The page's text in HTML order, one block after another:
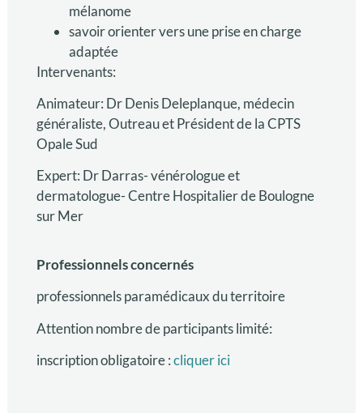
mélanome
savoir orienter vers une prise en charge
adaptée
Intervenants:
Animateur: Dr Denis Deleplanque, médecin
généraliste, Outreau et Président de la CPTS
Opale Sud
Expert: Dr Darras- vénérologue et
dermatologue- Centre Hospitalier de Boulogne
sur Mer
Professionnels concernés
professionnels paramédicaux du territoire
Attention nombre de participants limité:
inscription obligatoire :cliquer ici